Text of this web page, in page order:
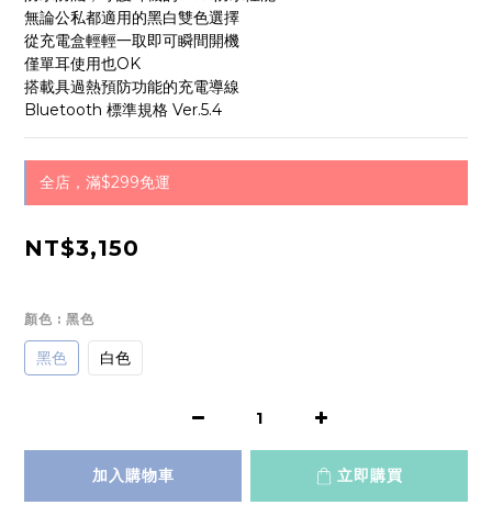
無論公私都適用的黑白雙色選擇
從充電盒輕輕一取即可瞬間開機
僅單耳使用也OK
搭載具過熱預防功能的充電導線
Bluetooth 標準規格 Ver.5.4
全店，滿$299免運
NT$3,150
顏色 : 黑色
黑色 白色
加入購物車 立即購買